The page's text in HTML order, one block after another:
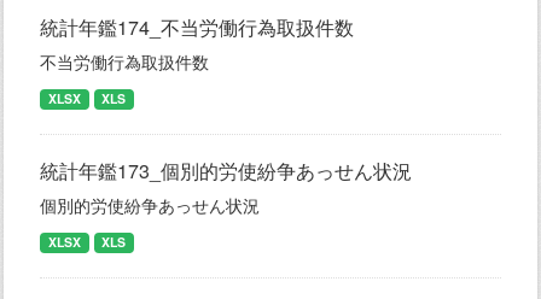
統計年鑑174_不当労働行為取扱件数
不当労働行為取扱件数
XLSX XLS
統計年鑑173_個別的労使紛争あっせん状況
個別的労使紛争あっせん状況
XLSX XLS